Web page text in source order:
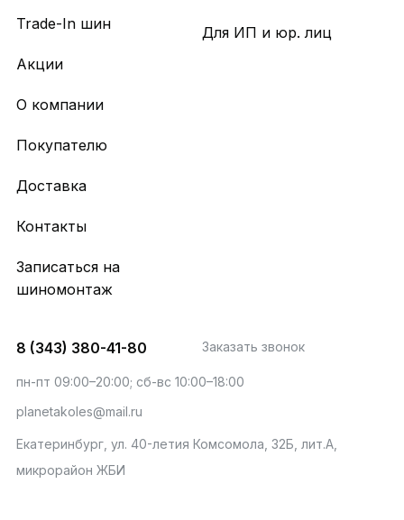
Trade-In шин
Акции
Для ИП и юр. лиц
О компании
Покупателю
Доставка
Контакты
Записаться на
шиномонтаж
8 (343) 380-41-80 Заказать звонок
пн-пт 09:00–20:00; сб-вс 10:00–18:00
planetakoles@mail.ru
Екатеринбург, ул. 40-летия Комсомола, 32Б, лит.А,
микрорайон ЖБИ